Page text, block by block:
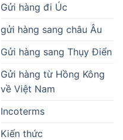
Gửi hàng đi Úc
gửi hàng sang châu Âu
Gửi hàng sang Thụy Điển
Gửi hàng từ Hồng Kông
về Việt Nam
Incoterms
Kiến thức